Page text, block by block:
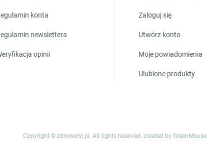
regulamin konta
regulamin newslettera
weryfikacja opinii
zaloguj się
utwórz konto
moje powiadomienia
ulubione produkty
Copyright © zdrowersi.pl. All rights reserved. created by GreenMouse